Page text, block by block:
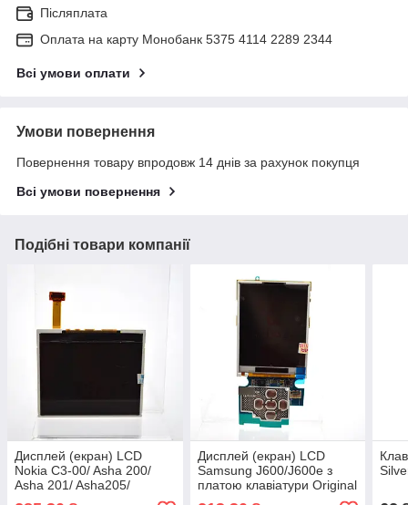
Післяплата
Оплата на карту Монобанк 5375 4114 2289 2344
Всі умови оплати
Умови повернення
Повернення товару впродовж 14 днів за рахунок покупця
Всі умови повернення
Подібні товари компанії
Дисплей (екран) LCD
Nokia C3-00/ Asha 200/
Asha 201/ Asha205/
Asha210/ Asha302/ E5-00/
Дисплей (екран) LCD
Samsung J600/J600e з
платою клавіатури Original
100% (p.n.GH96-02727A)